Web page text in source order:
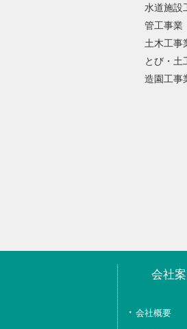
水道施設
管工事業
土木工事
とび・土
造園工事
会社
会社概要